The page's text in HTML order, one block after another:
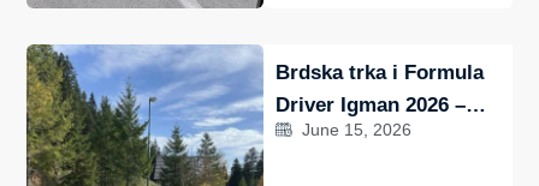
Brdska trka i Formula
Driver Igman 2026 –
21.6.2026.
June 15, 2026